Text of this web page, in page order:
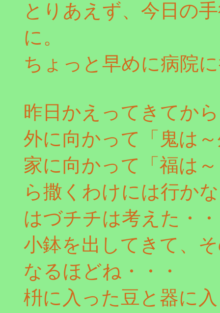
とりあえず、今日の
に。
ちょっと早めに病院
昨日かえってきてか
外に向かって「鬼は
家に向かって「福は
ら撒くわけには行か
はづチチは考えた・
小鉢を出してきて、
なるほどね・・・
枡に入った豆と器に